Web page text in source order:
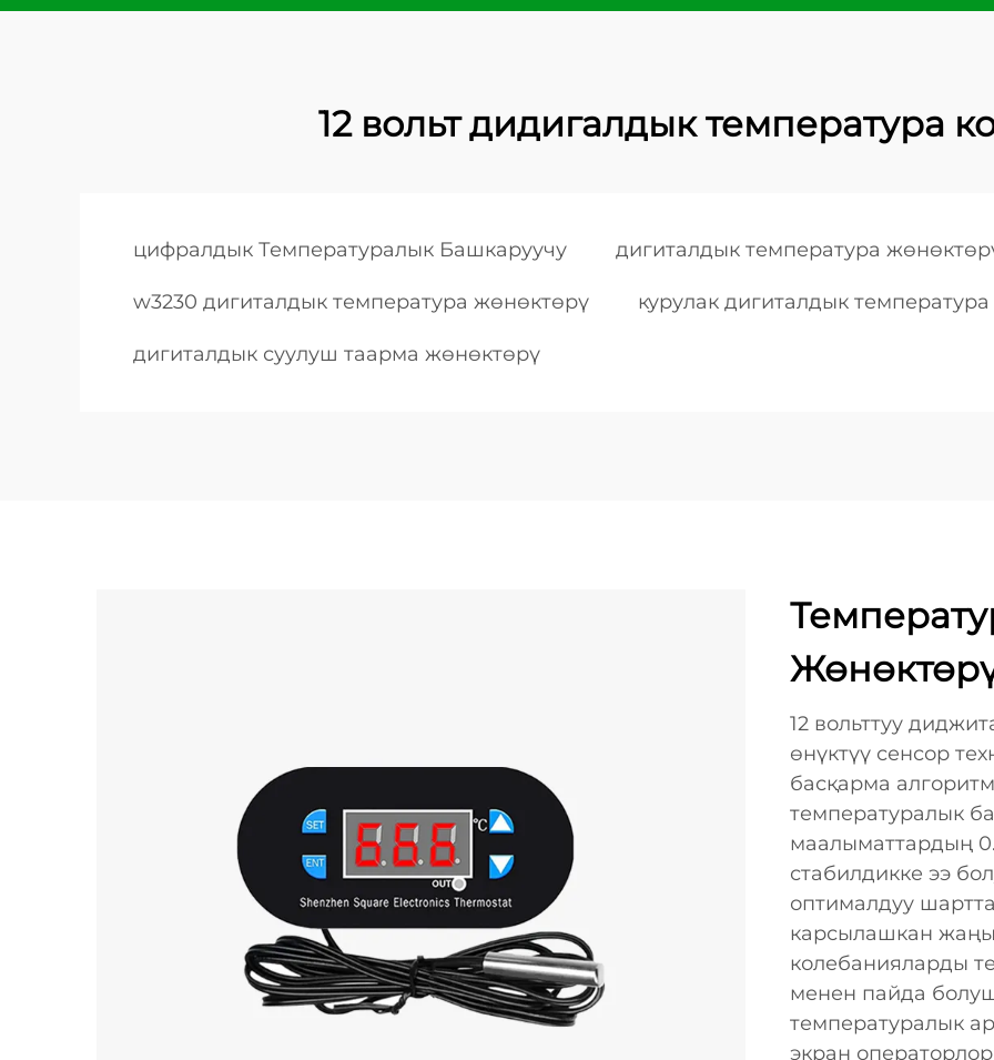
12 вольт дидигалдык температура
цифралдык Температуралык Башкаруучу дигиталдык температура
w3230 дигиталдык температура жөнөктөрү курулак дигиталдык
дигиталдык суулуш таарма жөнөктөрү
12 вольттуу
өнүктүү сенсор
басқарма
температуралык
маалыматтардың
стабилдикке ээ
оптималдуу
карсылашкан
колебанияларды
менен пайда
температуралык
экран